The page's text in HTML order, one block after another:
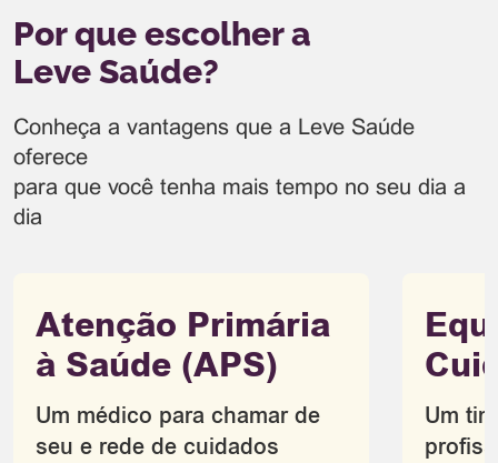
Por que escolher a
Leve Saúde?
Conheça a vantagens que a Leve Saúde
oferece
para que você tenha mais tempo no seu dia a
dia
Atenção Primária
à Saúde (APS)
Um médico para chamar de
seu e rede de cuidados
Um